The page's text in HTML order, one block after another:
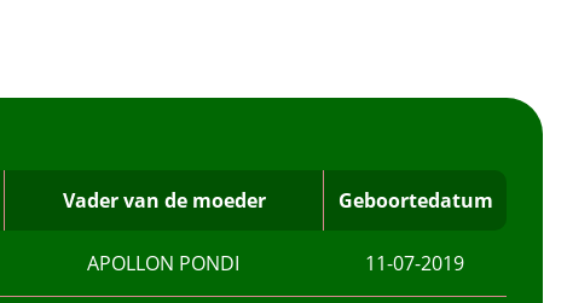
Vader van de moeder Geboortedatum
APOLLON PONDI 11-07-2019